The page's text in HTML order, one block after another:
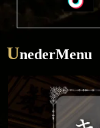
UnederMenu